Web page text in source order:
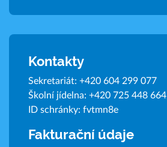
Kontakty
Sekretariát: +420 604 299 077
Školní jídelna: +420 725 448 664
ID schránky: fvtmn8e
Fakturační údaje